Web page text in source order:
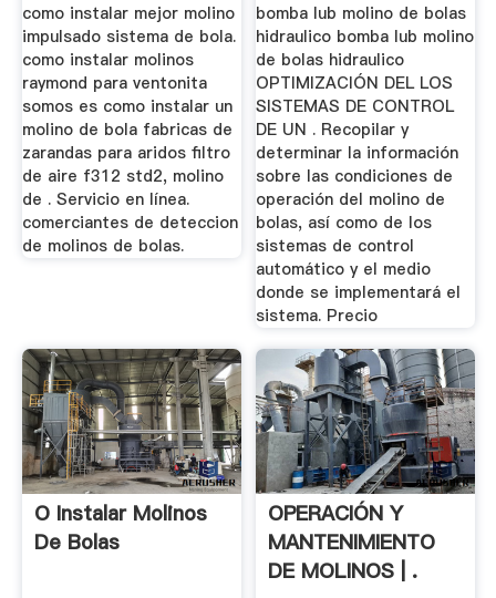
como instalar mejor molino
impulsado sistema de bola.
como instalar molinos
raymond para ventonita
somos es como instalar un
molino de bola fabricas de
zarandas para aridos filtro
de aire f312 std2, molino
de . Servicio en línea.
comerciantes de deteccion
de molinos de bolas.
bomba lub molino de bolas
hidraulico bomba lub molino
de bolas hidraulico
OPTIMIZACIÓN DEL LOS
SISTEMAS DE CONTROL
DE UN . Recopilar y
determinar la información
sobre las condiciones de
operación del molino de
bolas, así como de los
sistemas de control
automático y el medio
donde se implementará el
sistema. Precio
O Instalar Molinos
De Bolas
OPERACIÓN Y
MANTENIMIENTO
DE MOLINOS | .